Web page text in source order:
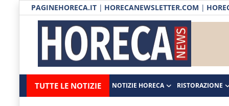
PAGINEHORECA.IT | HORECANEWSLETTER.COM |
Horecanews.it
-
Notizie
Horeca
TUTTE LE NOTIZIE NOTIZIE HORECA RISTORAZIONE
Notizie HORECA
Ristorazione